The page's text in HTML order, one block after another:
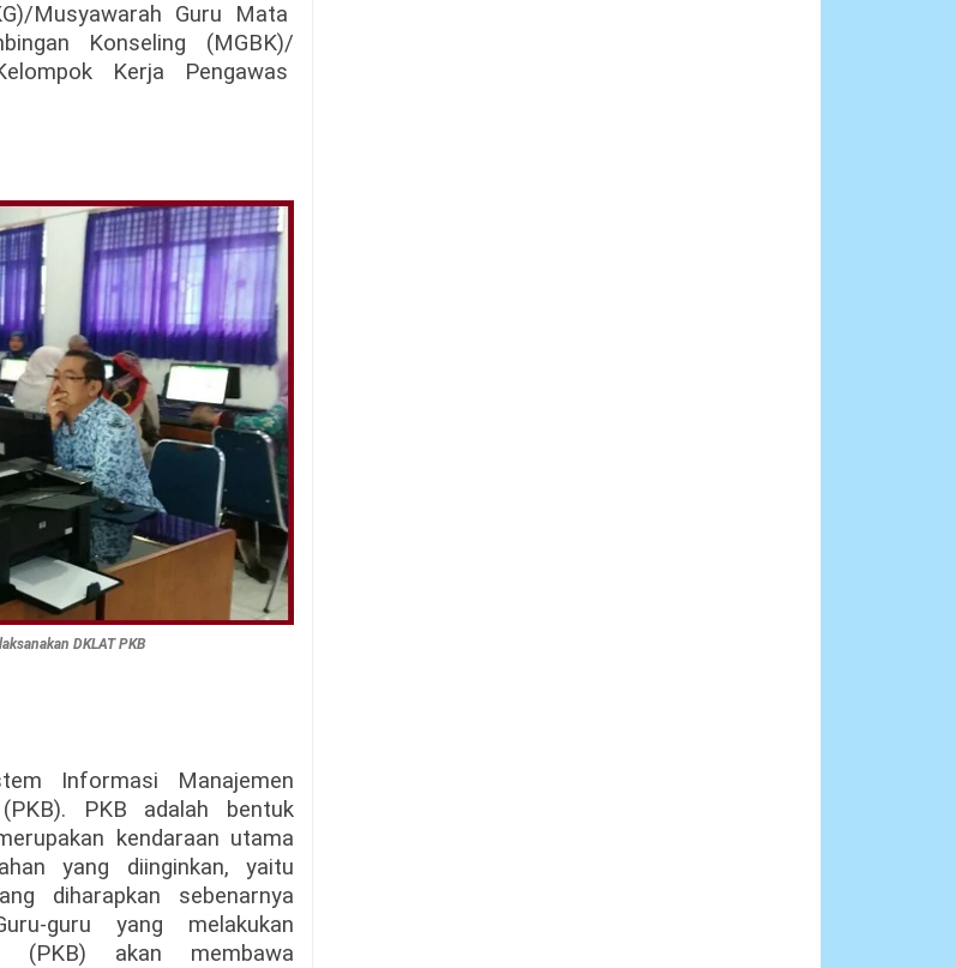
Musyawarah Guru Mata
Konseling (MGBK)/
Kerja Pengawas
DKLAT PKB
Informasi Manajemen
PKB adalah bentuk
kendaraan utama
yang diinginkan, yaitu
diharapkan sebenarnya
guru yang melakukan
(PKB) akan membawa